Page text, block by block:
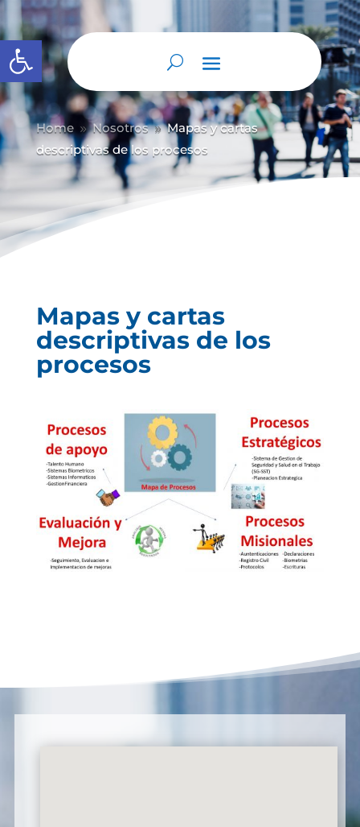
Abrir barra de herramientas
Home 9 Nosotros 9 Mapas y cartas
descriptivas de los procesos
Mapas y cartas
descriptivas de los
procesos